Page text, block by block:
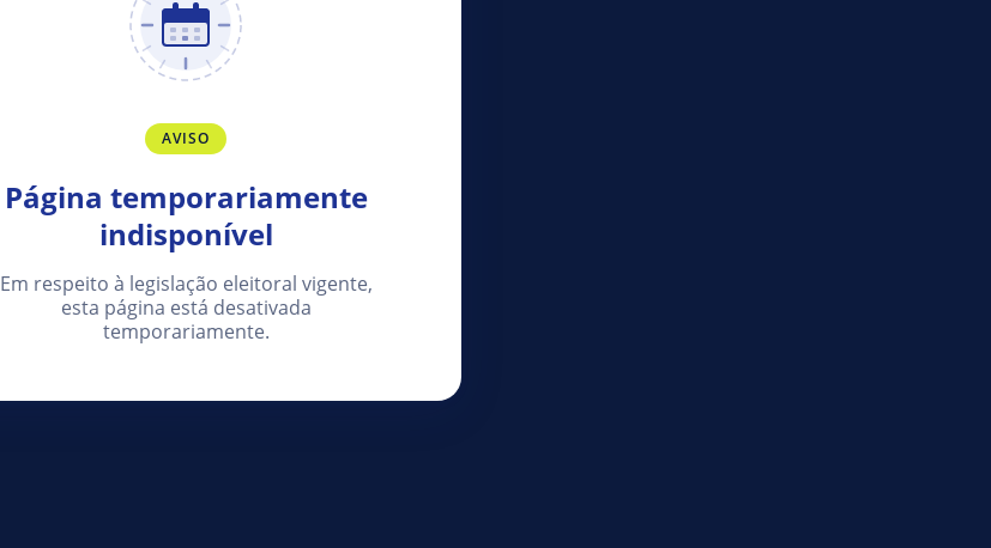
AVISO
Página temporariamente
indisponível
Em respeito à legislação eleitoral vigente,
esta página está desativada
temporariamente.